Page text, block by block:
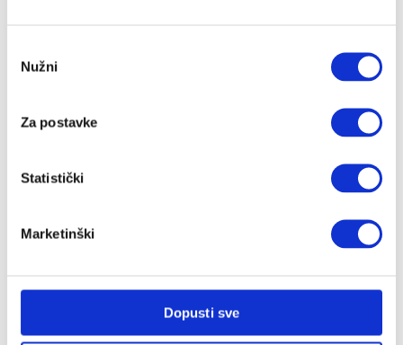
pristanka
Nužni
Za postavke
Statistički
Marketinški
Dopusti sve
Ergobaby
Evolve
Guca
iCandy
Jabadabado
Janod Candy Chic
Jollein